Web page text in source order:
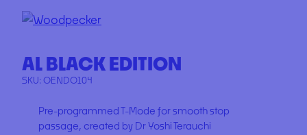
AL BLACK EDITION
SKU: OENDO104
Pre-programmed T-Mode for smooth stop
passage, created by Dr Yoshi Terauchi